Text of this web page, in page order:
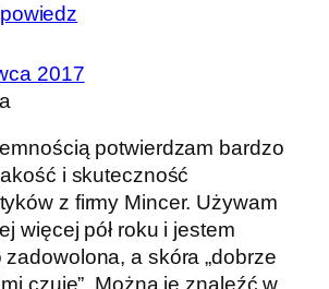
2017
potwierdzam bardzo
i skuteczność
z firmy Mincer. Używam
więcej pół roku i jestem
zadowolona, a skóra „dobrze
czuje”. Można je znaleźć w